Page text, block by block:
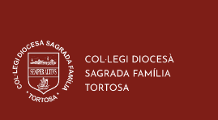
d’ESO-BSD a Irlanda
23 de març de 2026